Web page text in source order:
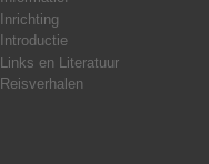
Inrichting
Introductie
Links en Literatuur
Reisverhalen